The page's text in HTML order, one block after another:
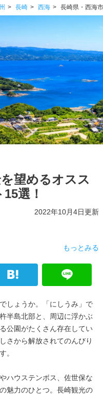
長崎 西海 長崎県・西海
望めるオスス
選！
2022年10月4日更新
もっとみる
しょうか。「にしうみ」で
半島北部と、周辺に浮かぶ
公園がたくさん存在してい
さから解放されてのんびり
。
ハウステンボス、佐世保な
魅力のひとつ。長崎観光の